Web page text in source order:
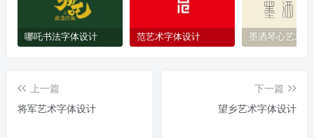
哪吒书法字体设计 范艺术字体设计 墨洒琴心艺术
上一篇
将军艺术字体设计
下一篇
望乡艺术字体设计